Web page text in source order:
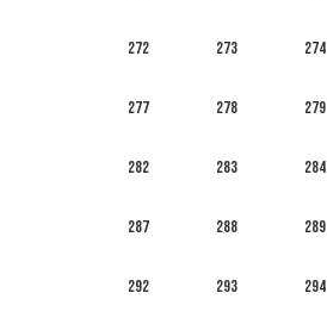
272 273 274
277 278 279
282 283 284
287 288 289
292 293 294